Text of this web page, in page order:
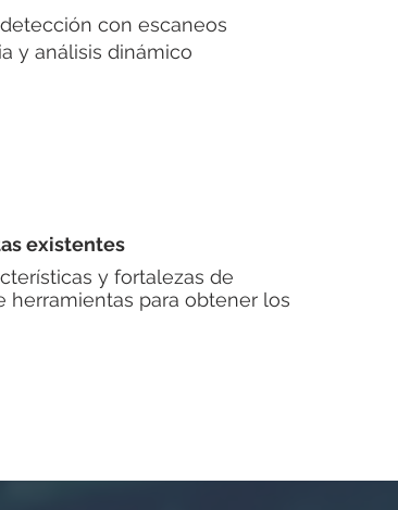
con escaneos
y análisis dinámico
existentes
y fortalezas de
herramientas para obtener los